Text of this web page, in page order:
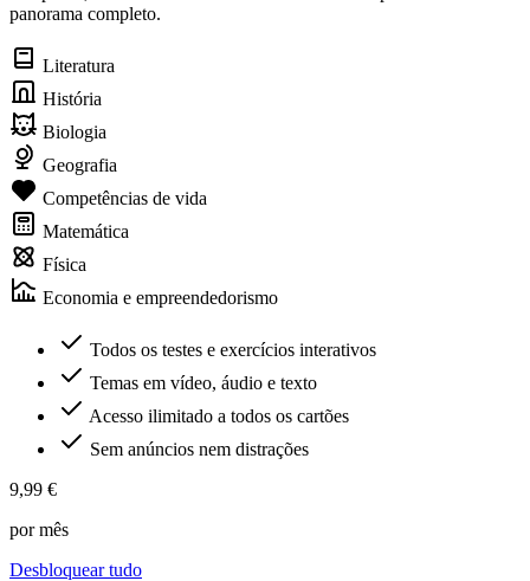
panorama completo.
Literatura
História
Biologia
Geografia
Competências de vida
Matemática
Física
Economia e empreendedorismo
Todos os testes e exercícios interativos
Temas em vídeo, áudio e texto
Acesso ilimitado a todos os cartões
Sem anúncios nem distrações
9,99 €
por mês
Desbloquear tudo